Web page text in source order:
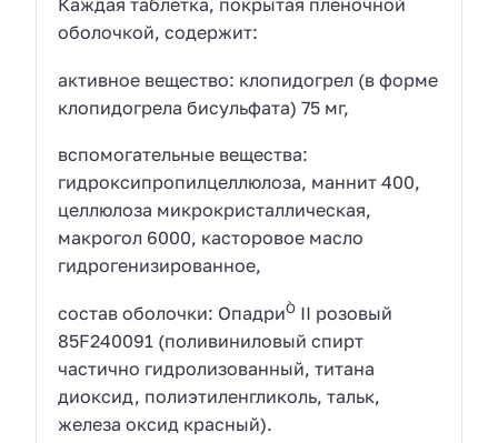
Каждая таблетка, покрытая пленочной
оболочкой, содержит:
активное вещество: клопидогрел (в форме
клопидогрела бисульфата) 75 мг,
вспомогательные вещества:
гидроксипропилцеллюлоза, маннит 400,
целлюлоза микрокристаллическая,
макрогол 6000, касторовое масло
гидрогенизированное,
состав оболочки: ОпадриÒ II розовый
85F240091 (поливиниловый спирт
частично гидролизованный, титана
диоксид, полиэтиленгликоль, тальк,
железа оксид красный).